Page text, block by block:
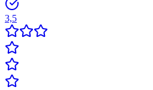
3,5